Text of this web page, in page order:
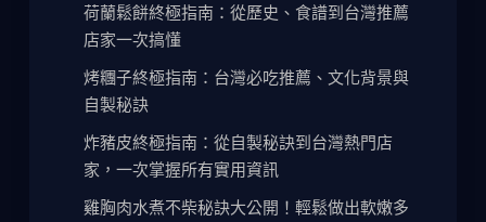
荷蘭鬆餅終極指南：從歷史、食譜到台灣推薦
店家一次搞懂
烤糰子終極指南：台灣必吃推薦、文化背景與
自製秘訣
炸豬皮終極指南：從自製秘訣到台灣熱門店
家，一次掌握所有實用資訊
雞胸肉水煮不柴秘訣大公開！輕鬆做出軟嫩多